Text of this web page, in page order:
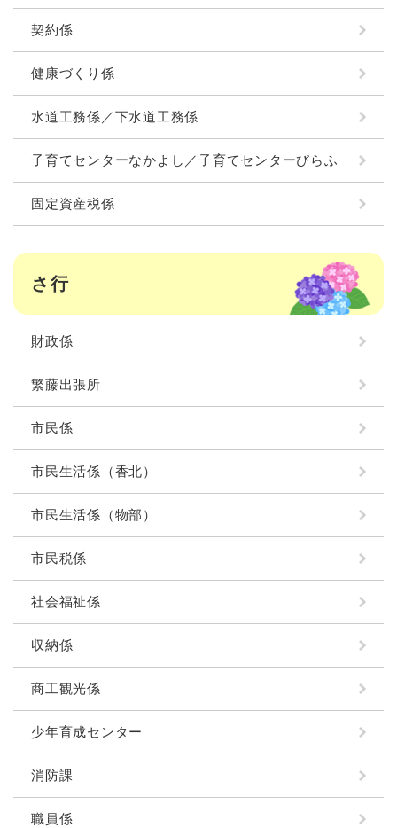
契約係
健康づくり係
水道工務係／下水道工務係
子育てセンターなかよし／子育てセンターびらふ
固定資産税係
さ行
財政係
繁藤出張所
市民係
市民生活係（香北）
市民生活係（物部）
市民税係
社会福祉係
収納係
商工観光係
少年育成センター
消防課
職員係